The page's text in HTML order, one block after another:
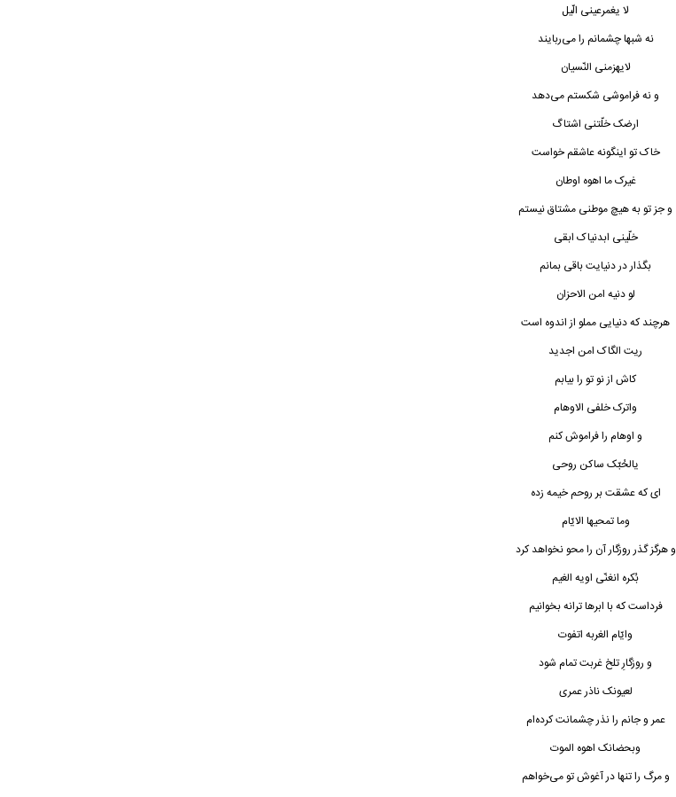
لا یغمرعینی الّیل
نه شبها چشمانم را می‌ربایند
لایهزمنی النّسیان
و نه فراموشی شکستم می‌دهد
ارضک خلّتنی اشتاگ
خاک تو اینگونه عاشقم خواست
غیرک ما اهوه اوطان
و‌ جز تو به هیچ موطنی مشتاق نیستم
خلّینی ابدنیاک ابقی
بگذار در دنیایت باقی بمانم
لو دنیه امن الاحزان
هرچند که دنیایی مملو از اندوه است
ریت الگاک امن اجدید
کاش از نو تو را بیابم
واترک خلفی الاوهام
و اوهام را فراموش کنم
یالحُبّک ساکن روحی
ای که عشقت بر روحم خیمه زده
وما تمحیها الایّام
و هرگز گذر روزگار آن را محو نخواهد کرد
بُکره انغنّی اویه الغیم
فرداست که با ابرها ترانه بخوانيم
وایّام الغربه اتفوت
و روزگارِ تلخ غربت تمام شود
لعیونک ناذر عمری
عمر و جانم را نذر چشمانت كرده‌ام
وبحضانک اهوه الموت
و مرگ را تنها در آغوش تو مى‌خواهم